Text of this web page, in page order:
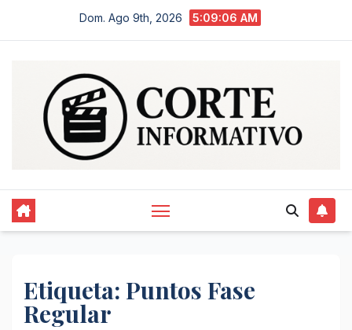
Dom. Ago 9th, 2026 5:09:06 AM
Etiqueta: Puntos Fase
Regular